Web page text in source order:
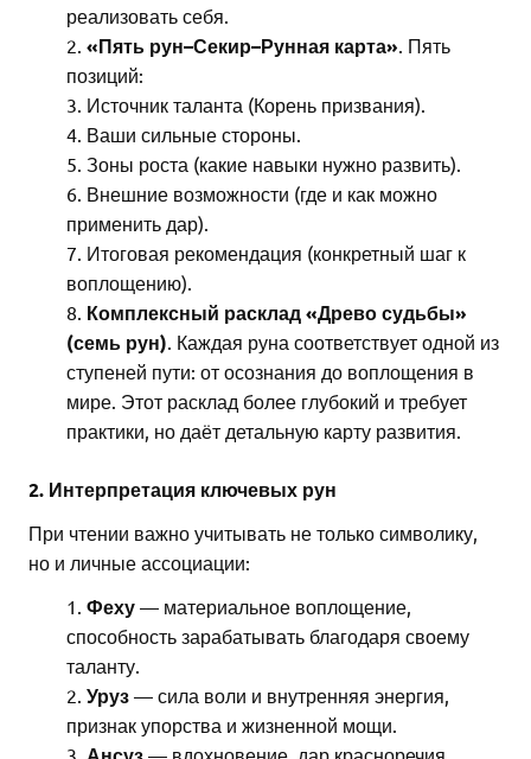
реализовать себя.
«Пять рун–Секир–Рунная карта». Пять
позиций:
Источник таланта (Корень призвания).
Ваши сильные стороны.
Зоны роста (какие навыки нужно развить).
Внешние возможности (где и как можно
применить дар).
Итоговая рекомендация (конкретный шаг к
воплощению).
Комплексный расклад «Древо судьбы»
(семь рун). Каждая руна соответствует одной из
ступеней пути: от осознания до воплощения в
мире. Этот расклад более глубокий и требует
практики, но даёт детальную карту развития.
2. Интерпретация ключевых рун
При чтении важно учитывать не только символику,
но и личные ассоциации:
Феху — материальное воплощение,
способность зарабатывать благодаря своему
таланту.
Уруз — сила воли и внутренняя энергия,
признак упорства и жизненной мощи.